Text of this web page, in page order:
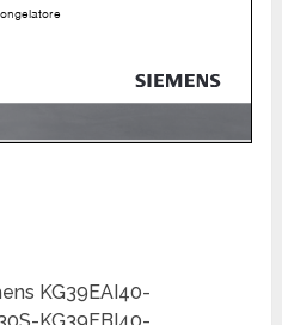
KG39EAI40-